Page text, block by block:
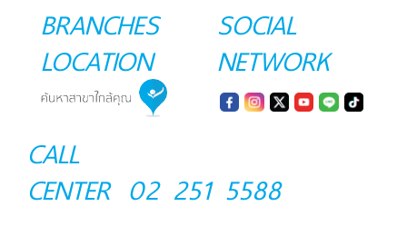
BRANCHES
LOCATION
SOCIAL
NETWORK
CALL
CENTER 02 251 5588